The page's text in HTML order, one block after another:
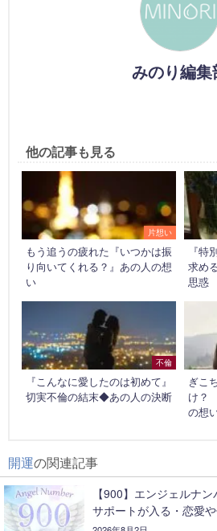
みのり編集
他の記事も見る
片想い
もう追うの疲れた『いつかは振
り向いてくれる？』あの人の想
い
『
求め
思惑
不倫
『こんなに愛したのは初めて』
切実不倫の結末◆あの人の決断
ぎこ
け？
の想
開運の関連記事
【900】エンジェルナ
サポートが入る・恋愛